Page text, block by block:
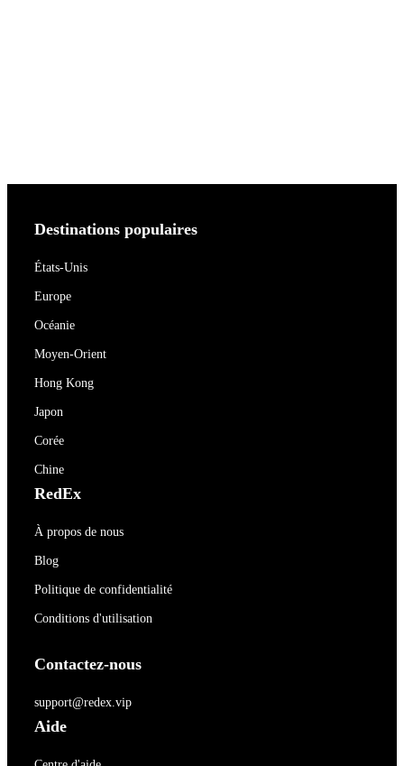
Destinations populaires
États-Unis
Europe
Océanie
Moyen-Orient
Hong Kong
Japon
Corée
Chine
RedEx
À propos de nous
Blog
Politique de confidentialité
Conditions d'utilisation
Contactez-nous
support@redex.vip
Aide